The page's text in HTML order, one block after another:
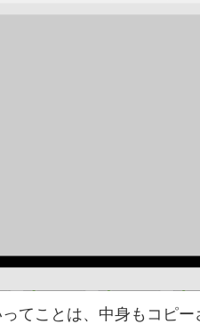
てことは、中身もコピ